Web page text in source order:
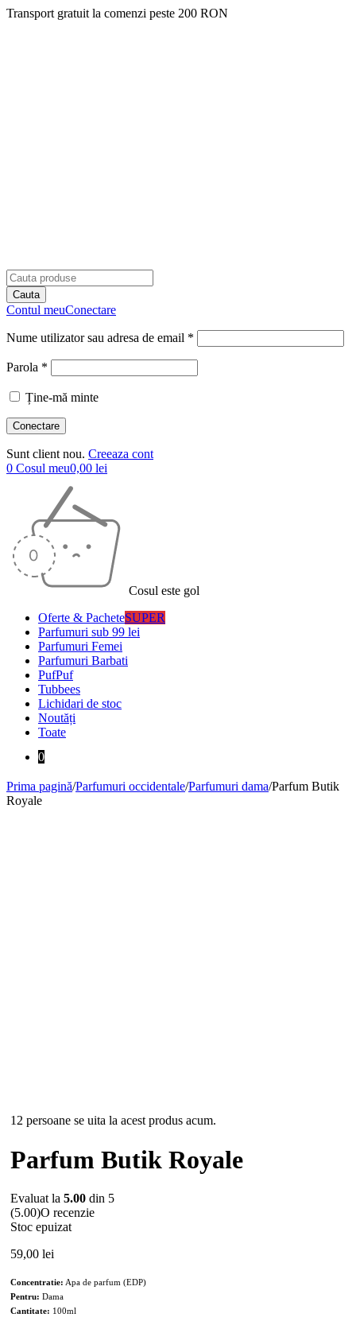
Transport gratuit la comenzi peste 200 RON
Contul meuConectare
Nume utilizator sau adresa de email *
Parola *
Ține-mă minte
Sunt client nou. Creeaza cont
0 Cosul meu0,00 lei
Cosul este gol
Oferte & PacheteSUPER
Parfumuri sub 99 lei
Parfumuri Femei
Parfumuri Barbati
PufPuf
Tubbees
Lichidari de stoc
Noutăți
Toate
0
Prima pagină/Parfumuri occidentale/Parfumuri dama/Parfum Butik
Royale
12 persoane se uita la acest produs acum.
Parfum Butik Royale
Evaluat la 5.00 din 5
(5.00)O recenzie
Stoc epuizat
59,00 lei
Concentratie: Apa de parfum (EDP)
Pentru: Dama
Cantitate: 100ml